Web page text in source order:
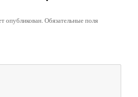
опубликован.Обязательные поля